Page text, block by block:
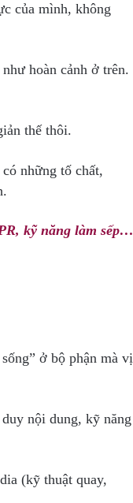
của mình, không
hoàn cảnh ở trên.
thế thôi.
những tố chất,
kỹ năng làm sếp…
ở bộ phận mà vị
nội dung, kỹ năng
(kỹ thuật quay,